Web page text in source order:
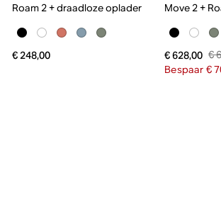
Roam 2 + draadloze oplader
€ 248,00
Move 2 +
€ 628,00 €
Bespaar €